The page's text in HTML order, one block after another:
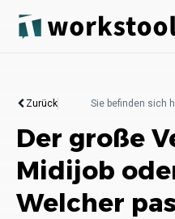
Zurück Sie befinden sich
Der große
Midijob
Welcher